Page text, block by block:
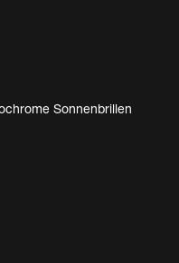
Sonnenbrillen